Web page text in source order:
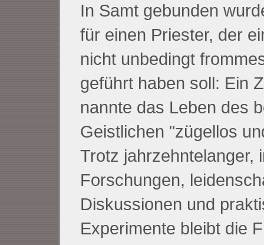
In Samt gebunden
für einen Priester, der
nicht unbedingt
geführt haben soll: Ein
nannte das Leben des
Geistlichen "zügellos
Trotz jahrzehntelanger,
Forschungen,
Diskussionen und
Experimente bleibt die